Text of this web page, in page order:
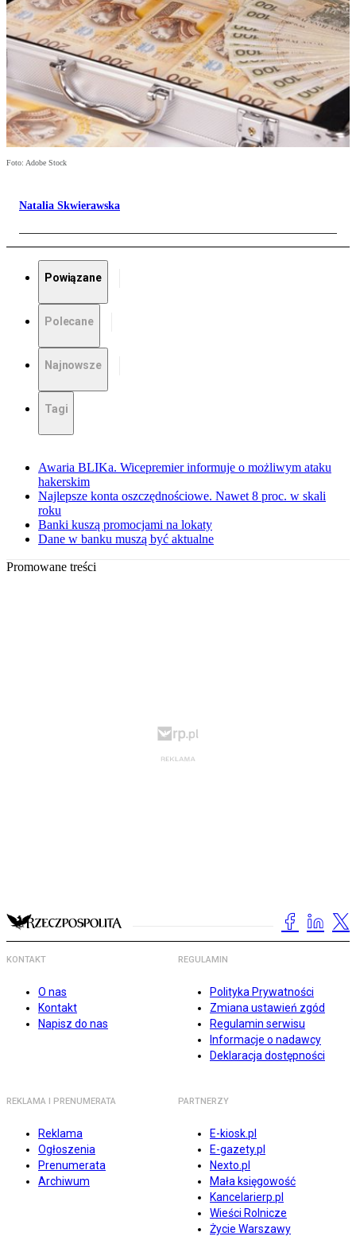
Foto: Adobe Stock
Natalia Skwierawska
Powiązane
Polecane
Najnowsze
Tagi
Awaria BLIKa. Wicepremier informuje o możliwym ataku
hakerskim
Najlepsze konta oszczędnościowe. Nawet 8 proc. w skali
roku
Banki kuszą promocjami na lokaty
Dane w banku muszą być aktualne
Promowane treści
KONTAKT
O nas
Kontakt
Napisz do nas
REGULAMIN
Polityka Prywatności
Zmiana ustawień zgód
Regulamin serwisu
Informacje o nadawcy
Deklaracja dostępności
REKLAMA I PRENUMERATA
Reklama
Ogłoszenia
Prenumerata
Archiwum
PARTNERZY
E-kiosk.pl
E-gazety.pl
Nexto.pl
Mała księgowość
Kancelarierp.pl
Wieści Rolnicze
Życie Warszawy